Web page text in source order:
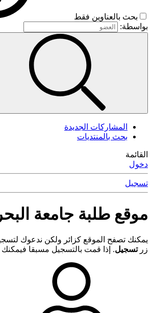
بحث بالعناوين فقط
بواسطة:
المشاركات الجديدة
بحث بالمنتديات
القائمة
دخول
تسجيل
موقع طلبة جامعة
يمكنك تصفح الموقع كزائر ولكن ندعوك
زرتسجيل. إذا قمت بالتسجيل مسبقا